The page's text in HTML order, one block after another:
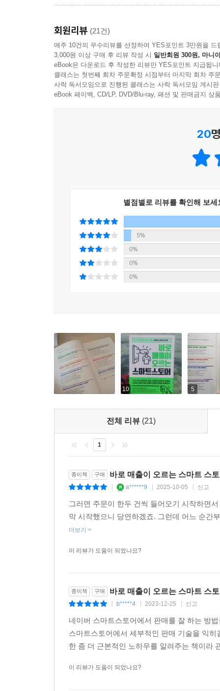
스마트스토어의 본질, 스마트스토어 게임의 승
동기 등을 다룬다. 파트4에서는 최초공개, 업 셀
브랜드 스토리 개발법 및 실제 사례를 통한 실전
상품에 무엇을 기대하는지 정확히 파악하는 법,
오르는 상세페이지 템플릿 만들기, 한 번 더 눈길
리뷰 이벤트, 소비자 만족도가 높아지는 3가지를
스마트스토어를 넘어 온라인 마케팅 전반에 다
회원리뷰 (21건)
매주 10건의 우수리뷰를 선정하여 YES포인트 3만원을 드
3,000원 이상 구매 후 리뷰 작성 시 일반회원 300원, 마니
eBook은 다운로드 후 작성한 리뷰만 YES포인트 지급됩니
클래스는 첫번째 회차 주문확정 시점부터 마지막 회차 주
사락 독서모임으로 진행된 클래스는 사락 독서모임 게시
eBook 페이백, CD/LP, DVD/Blu-ray, 패션 및 판매금지 상
20
별점별로 리뷰를 확인해 보세
5%
0%
0%
0%
10 5
전체 리뷰 (21)
1
종이책 구매 바로 매출이 오르는 스마트 스
a******9 2025-10-05 신고
그러면 주문이 한두 건씩 들어오기 시작하면
막 시작했으니 당연하겠죠. 그런데 어느 순간
더보기
이 리뷰가 도움이 되었나요?
종이책 구매 바로 매출이 오르는 스마트 스
b*****4 2023-12-25 신고
네이버 스마트스토어에서 판매를 잘 하는 방
스마트스토어에서 세부적인 판매 기술을 익
한 좀 더 근본적인 노하우를 알려주는 책이라
이 리뷰가 도움이 되었나요?